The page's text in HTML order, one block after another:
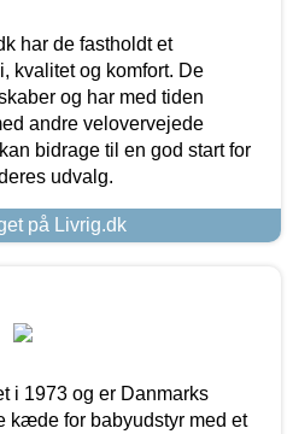
har de fastholdt et
kvalitet og komfort. De
og har med tiden
andre velovervejede
bidrage til en god start for
udvalg.
på Livrig.dk
i 1973 og er Danmarks
kæde for babyudstyr med et